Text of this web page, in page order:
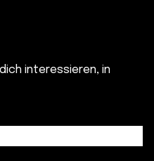
interessieren, in